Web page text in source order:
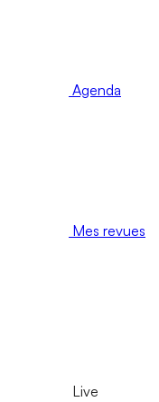
Agenda
Mes revues
Live